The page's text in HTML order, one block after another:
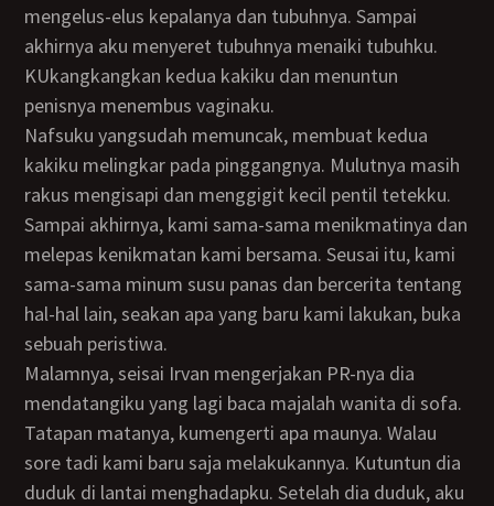
mengelus-elus kepalanya dan tubuhnya. Sampai
akhirnya aku menyeret tubuhnya menaiki tubuhku.
KUkangkangkan kedua kakiku dan menuntun
penisnya menembus vaginaku.
Nafsuku yangsudah memuncak, membuat kedua
kakiku melingkar pada pinggangnya. Mulutnya masih
rakus mengisapi dan menggigit kecil pentil tetekku.
Sampai akhirnya, kami sama-sama menikmatinya dan
melepas kenikmatan kami bersama. Seusai itu, kami
sama-sama minum susu panas dan bercerita tentang
hal-hal lain, seakan apa yang baru kami lakukan, buka
sebuah peristiwa.
Malamnya, seisai Irvan mengerjakan PR-nya dia
mendatangiku yang lagi baca majalah wanita di sofa.
Tatapan matanya, kumengerti apa maunya. Walau
sore tadi kami baru saja melakukannya. Kutuntun dia
duduk di lantai menghadapku. Setelah dia duduk, aku